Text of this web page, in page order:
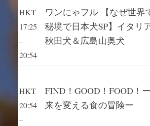
HKT
17:25
–
20:54
ワンにゃフル 【なぜ世界
秘境で日本犬SP】イタリ
秋田犬＆広島山奥犬
HKT
20:54
–
FIND！GOOD！FOOD！
来を変える食の冒険ー